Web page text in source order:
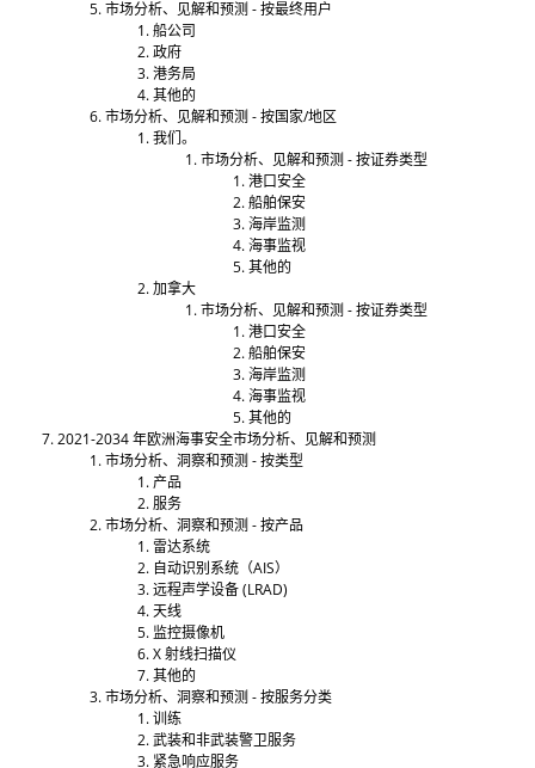
市场分析、见解和预测 - 按最终用户
船公司
政府
港务局
其他的
市场分析、见解和预测 - 按国家/地区
我们。
市场分析、见解和预测 - 按证券类型
港口安全
船舶保安
海岸监测
海事监视
其他的
加拿大
市场分析、见解和预测 - 按证券类型
港口安全
船舶保安
海岸监测
海事监视
其他的
2021-2034 年欧洲海事安全市场分析、见解和预测
市场分析、洞察和预测 - 按类型
产品
服务
市场分析、洞察和预测 - 按产品
雷达系统
自动识别系统（AIS）
远程声学设备 (LRAD)
天线
监控摄像机
X 射线扫描仪
其他的
市场分析、洞察和预测 - 按服务分类
训练
武装和非武装警卫服务
紧急响应服务